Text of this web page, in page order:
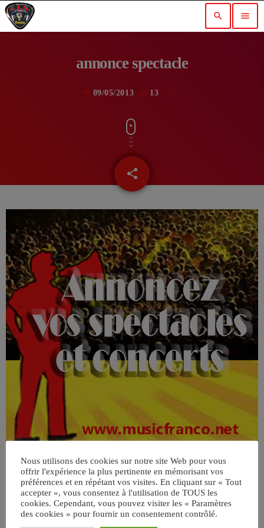
search menu
annonce spectacle
09/05/2013 13
share
email
Nous utilisons des cookies sur notre site Web pour vous
offrir l'expérience la plus pertinente en mémorisant vos
préférences et en répétant vos visites. En cliquant sur « Tout
accepter », vous consentez à l'utilisation de TOUS les
cookies. Cependant, vous pouvez visiter les « Paramètres
des cookies » pour fournir un consentement contrôlé.